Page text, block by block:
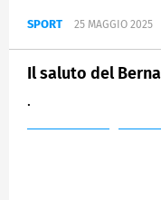
SPORT 25 MAGGIO 2025
Il saluto del
.